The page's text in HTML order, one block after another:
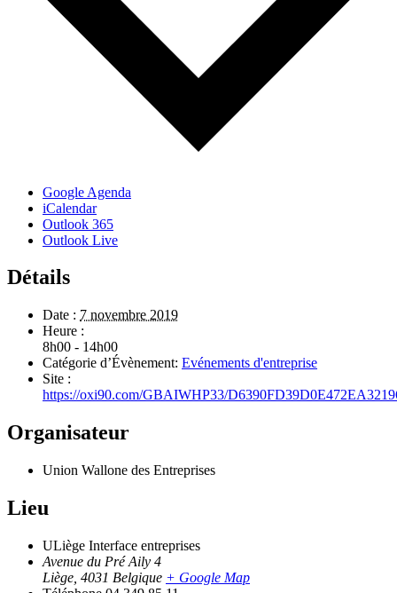
Google Agenda
iCalendar
Outlook 365
Outlook Live
Détails
Date : 7 novembre 2019
Heure :
8h00 - 14h00
Catégorie d’Évènement: Evénements d'entreprise
Site :
https://oxi90.com/GBAIWHP33/
Organisateur
Union Wallone des Entreprises
Lieu
ULiège Interface entreprises
Avenue du Pré Aily 4
Liège 4031 Belgique + Google Map